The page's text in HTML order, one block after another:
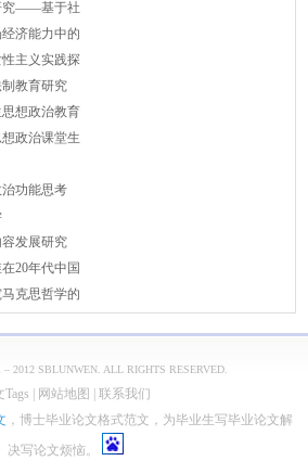
究——基于社
济能力中的
主义实践探
教育研究
想政治教育
政治课堂生
功能思考
发展研究
20年代中国
克思哲学的
2012 SBLUNWEN. ALL RIGHTS RESERVED.
网站地图
联系我们
，博士毕业论文格式范文，为毕业生写毕业论文解
决写论文烦恼。